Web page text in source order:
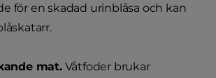
för en skadad urinblåsa och kan
mat.Våtfoder brukar